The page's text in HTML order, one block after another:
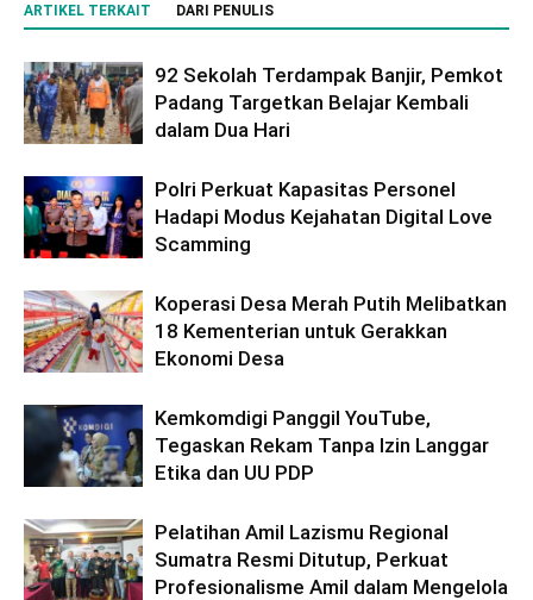
ARTIKEL TERKAIT DARI PENULIS
92 Sekolah Terdampak Banjir, Pemkot
Padang Targetkan Belajar Kembali
dalam Dua Hari
Polri Perkuat Kapasitas Personel
Hadapi Modus Kejahatan Digital Love
Scamming
Koperasi Desa Merah Putih Melibatkan
18 Kementerian untuk Gerakkan
Ekonomi Desa
Kemkomdigi Panggil YouTube,
Tegaskan Rekam Tanpa Izin Langgar
Etika dan UU PDP
Pelatihan Amil Lazismu Regional
Sumatra Resmi Ditutup, Perkuat
Profesionalisme Amil dalam Mengelola